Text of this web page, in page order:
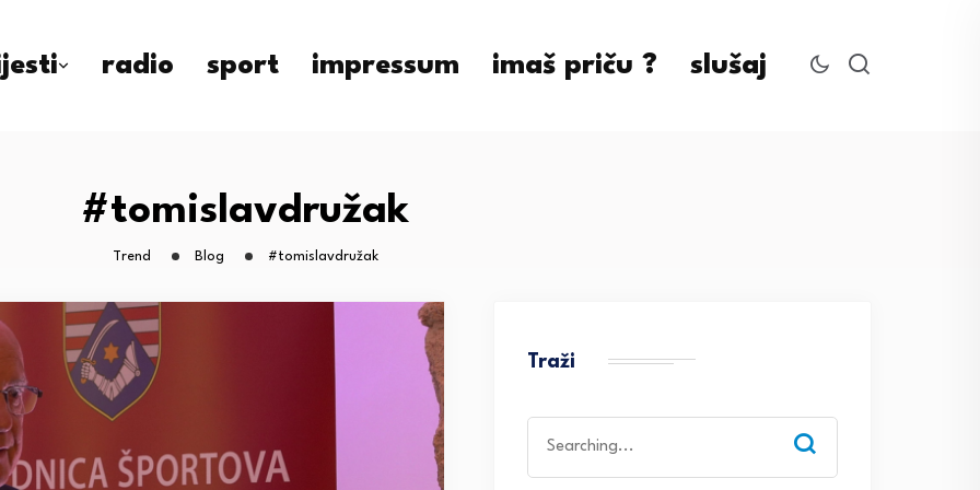
radio sport impressum imaš priču ? slušaj
#tomislavdružak
Trend Blog #tomislavdružak
Traži
for: